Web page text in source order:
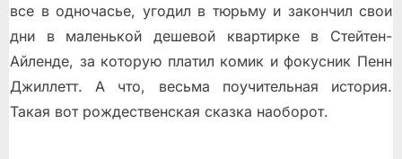
все в одночасье, угодил в тюрьму и закончил свои
дни в маленькой дешевой квартирке в Стейтен-
Айленде, за которую платил комик и фокусник Пенн
Джиллетт. А что, весьма поучительная история.
Такая вот рождественская сказка наоборот.